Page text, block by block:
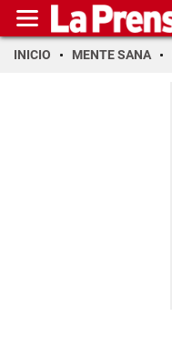
INICIO MENTE SANA